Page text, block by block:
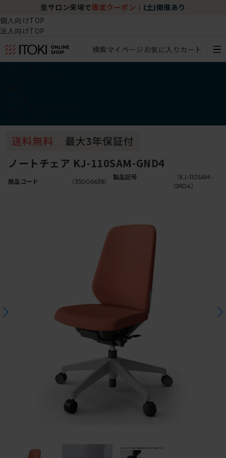
坐サロン来場で限定クーポン｜(土)開催あり
個人向けTOP
法人向けTOP
検索マイページ お気に入り カート
ノートチェア KJ-110SAM-GND4
商品コード （35006638）
製品記号
（KJ-110SAM-
GND4）